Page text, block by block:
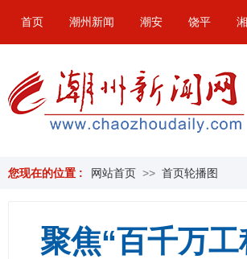
首页 潮州新闻 潮安 饶平
您现在的位置 : 网站首页 >> 首页轮播图
聚焦“百千万